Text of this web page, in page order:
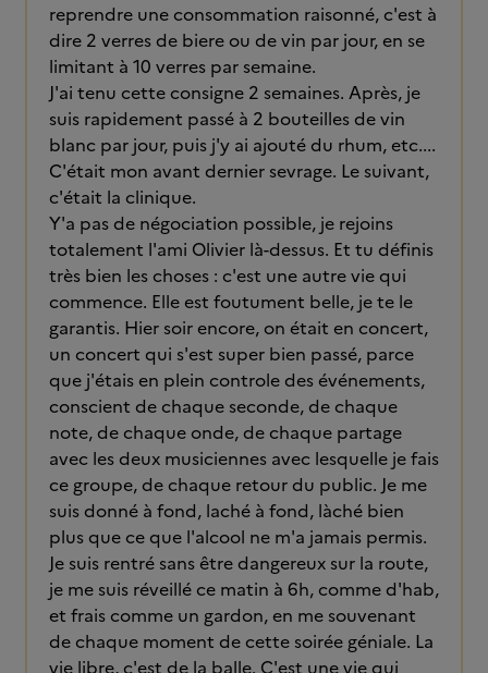
reprendre une consommation raisonné, c'est à
dire 2 verres de biere ou de vin par jour, en se
limitant à 10 verres par semaine.
J'ai tenu cette consigne 2 semaines. Après, je
suis rapidement passé à 2 bouteilles de vin
blanc par jour, puis j'y ai ajouté du rhum, etc....
C'était mon avant dernier sevrage. Le suivant,
c'était la clinique.
Y'a pas de négociation possible, je rejoins
totalement l'ami Olivier là-dessus. Et tu définis
très bien les choses : c'est une autre vie qui
commence. Elle est foutument belle, je te le
garantis. Hier soir encore, on était en concert,
un concert qui s'est super bien passé, parce
que j'étais en plein controle des événements,
conscient de chaque seconde, de chaque
note, de chaque onde, de chaque partage
avec les deux musiciennes avec lesquelle je fais
ce groupe, de chaque retour du public. Je me
suis donné à fond, laché à fond, làché bien
plus que ce que l'alcool ne m'a jamais permis.
Je suis rentré sans être dangereux sur la route,
je me suis réveillé ce matin à 6h, comme d'hab,
et frais comme un gardon, en me souvenant
de chaque moment de cette soirée géniale. La
vie libre, c'est de la balle. C'est une vie qui